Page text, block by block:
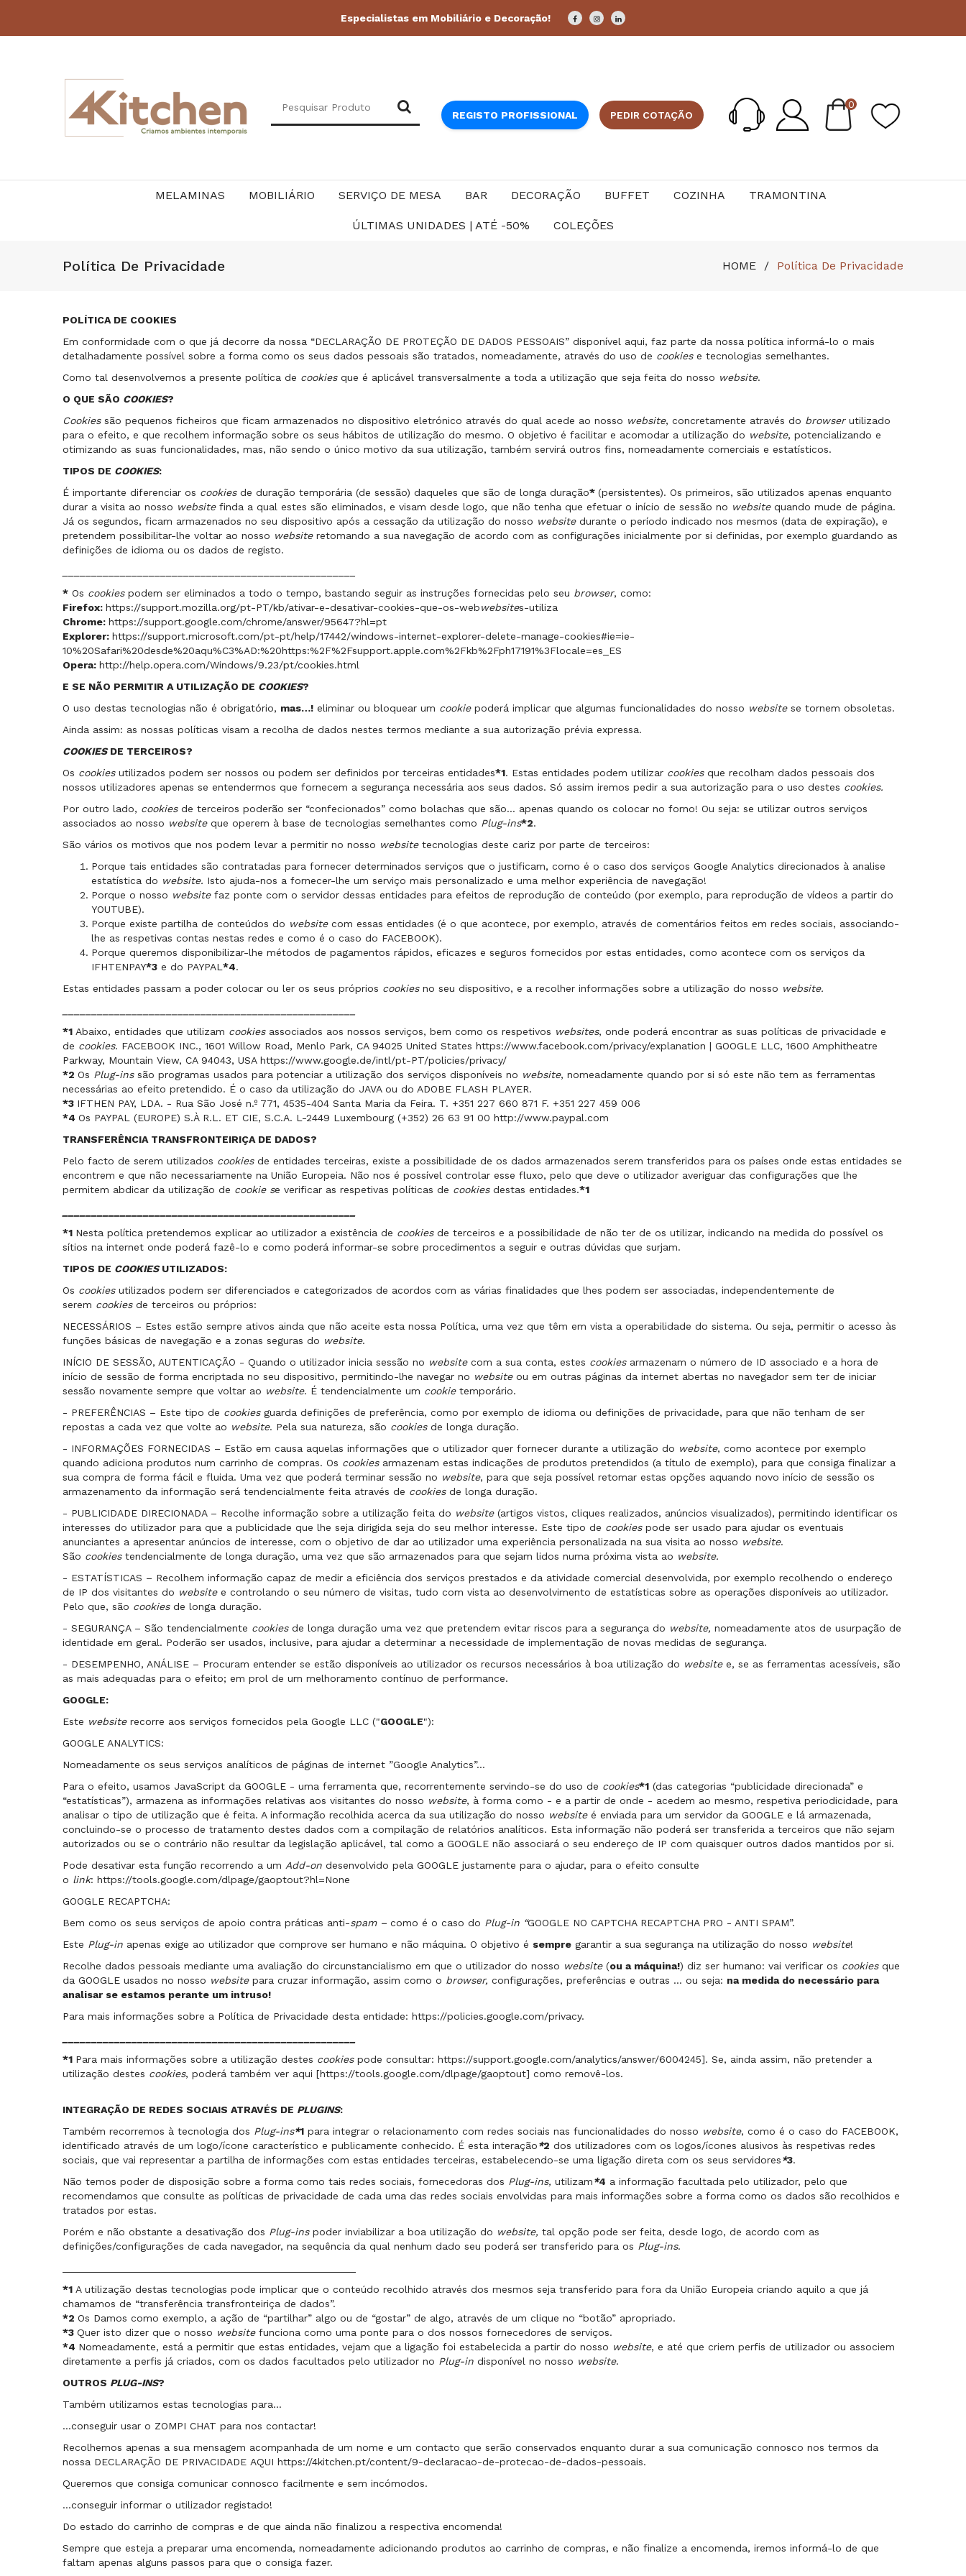
Especialistas em Mobiliário e Decoração!
REGISTO PROFISSIONAL PEDIR COTAÇÃO
0
MELAMINAS MOBILIÁRIO SERVIÇO DE MESA BAR DECORAÇÃO BUFFET COZINHA TRAMONTINA
ÚLTIMAS UNIDADES | ATÉ -50% COLEÇÕES
Política De Privacidade HOME Política De Privacidade
POLÍTICA DE COOKIES
Em conformidade com o que já decorre da nossa “DECLARAÇÃO DE PROTEÇÃO DE DADOS PESSOAIS” disponível aqui, faz parte da nossa política informá-lo o mais
detalhadamente possível sobre a forma como os seus dados pessoais são tratados, nomeadamente, através do uso de cookiese tecnologias semelhantes.
Como tal desenvolvemos a presente política de cookies que é aplicável transversalmente a toda a utilização que seja feita do nosso website.
O QUE SÃO COOKIES?
Cookiessão pequenos ficheiros que ficam armazenados no dispositivo eletrónico através do qual acede ao nosso website, concretamente através do browser utilizado
para o efeito, e que recolhem informação sobre os seus hábitos de utilização do mesmo. O objetivo é facilitar e acomodar a utilização do website, potencializando e
otimizando as suas funcionalidades, mas, não sendo o único motivo da sua utilização, também servirá outros fins, nomeadamente comerciais e estatísticos.
TIPOS DE COOKIES:
É importante diferenciar os cookies de duração temporária (de sessão) daqueles que são de longa duração* (persistentes). Os primeiros, são utilizados apenas enquanto
durar a visita ao nosso website finda a qual estes são eliminados, e visam desde logo, que não tenha que efetuar o início de sessão no website quando mude de página.
Já os segundos, ficam armazenados no seu dispositivo após a cessação da utilização do nosso website durante o período indicado nos mesmos (data de expiração), e
pretendem possibilitar-lhe voltar ao nosso website retomando a sua navegação de acordo com as configurações inicialmente por si definidas, por exemplo guardando as
definições de idioma ou os dados de registo.
* Os cookiespodem ser eliminados a todo o tempo, bastando seguir as instruções fornecidas pelo seu browser, como:
Firefox: https://support.mozilla.org/pt-PT/kb/ativar-e-desativar-cookies-que-os-webwebsites-utiliza
Chrome: https://support.google.com/chrome/answer/95647?hl=pt
Explorer: https://support.microsoft.com/pt-pt/help/17442/windows-internet-explorer-delete-manage-cookies#ie=ie-
10%20Safari%20desde%20aqu%C3%AD:%20https:%2F%2Fsupport.apple.com%2Fkb%2Fph17191%3Flocale=es_ES
Opera: http://help.opera.com/Windows/9.23/pt/cookies.html
E SE NÃO PERMITIR A UTILIZAÇÃO DE COOKIES?
O uso destas tecnologias não é obrigatório, mas…! eliminar ou bloquear um cookiepoderá implicar que algumas funcionalidades do nosso websitese tornem obsoletas.
Ainda assim: as nossas políticas visam a recolha de dados nestes termos mediante a sua autorização prévia expressa.
COOKIESDE TERCEIROS?
Os cookiesutilizados podem ser nossos ou podem ser definidos por terceiras entidades*1. Estas entidades podem utilizar cookies que recolham dados pessoais dos
nossos utilizadores apenas se entendermos que fornecem a segurança necessária aos seus dados. Só assim iremos pedir a sua autorização para o uso destes cookies.
Por outro lado, cookies de terceiros poderão ser “confecionados” como bolachas que são… apenas quando os colocar no forno! Ou seja: se utilizar outros serviços
associados ao nosso website que operem à base de tecnologias semelhantes como Plug-ins*2.
São vários os motivos que nos podem levar a permitir no nosso websitetecnologias deste cariz por parte de terceiros:
Porque tais entidades são contratadas para fornecer determinados serviços que o justificam, como é o caso dos serviços Google Analytics direcionados à analise
estatística do website. Isto ajuda-nos a fornecer-lhe um serviço mais personalizado e uma melhor experiência de navegação!
Porque o nosso websitefaz ponte com o servidor dessas entidades para efeitos de reprodução de conteúdo (por exemplo, para reprodução de vídeos a partir do
YOUTUBE).
Porque existe partilha de conteúdos do website com essas entidades (é o que acontece, por exemplo, através de comentários feitos em redes sociais, associando-
lhe as respetivas contas nestas redes e como é o caso do FACEBOOK).
Porque queremos disponibilizar-lhe métodos de pagamentos rápidos, eficazes e seguros fornecidos por estas entidades, como acontece com os serviços da
IFHTENPAY*3 e do PAYPAL *4.
Estas entidades passam a poder colocar ou ler os seus próprios cookiesno seu dispositivo, e a recolher informações sobre a utilização do nosso website.
*1 Abaixo, entidades que utilizam cookies associados aos nossos serviços, bem como os respetivos websites, onde poderá encontrar as suas políticas de privacidade e
de cookies. FACEBOOK INC., 1601 Willow Road, Menlo Park, CA 94025 United States https://www.facebook.com/privacy/explanation | GOOGLE LLC, 1600 Amphitheatre
Parkway, Mountain View, CA 94043, USA https://www.google.de/intl/pt-PT/policies/privacy/
*2 Os Plug-inssão programas usados para potenciar a utilização dos serviços disponíveis no website, nomeadamente quando por si só este não tem as ferramentas
necessárias ao efeito pretendido. É o caso da utilização do JAVA ou do ADOBE FLASH PLAYER.
*3 IFTHEN PAY, LDA. - Rua São José n.º 771, 4535-404 Santa Maria da Feira. T. +351 227 660 871 F. +351 227 459 006
*4 Os PAYPAL (EUROPE) S.À R.L. ET CIE, S.C.A. L-2449 Luxembourg (+352) 26 63 91 00 http://www.paypal.com
TRANSFERÊNCIA TRANSFRONTEIRIÇA DE DADOS?
Pelo facto de serem utilizados cookies de entidades terceiras, existe a possibilidade de os dados armazenados serem transferidos para os países onde estas entidades se
encontrem e que não necessariamente na União Europeia. Não nos é possível controlar esse fluxo, pelo que deve o utilizador averiguar das configurações que lhe
permitem abdicar da utilização de cookie se verificar as respetivas políticas de cookies destas entidades.*1
*1 Nesta política pretendemos explicar ao utilizador a existência de cookiesde terceiros e a possibilidade de não ter de os utilizar, indicando na medida do possível os
sítios na internet onde poderá fazê-lo e como poderá informar-se sobre procedimentos a seguir e outras dúvidas que surjam.
TIPOS DE COOKIESUTILIZADOS:
Os cookies utilizados podem ser diferenciados e categorizados de acordos com as várias finalidades que lhes podem ser associadas, independentemente de
serem cookies de terceiros ou próprios:
NECESSÁRIOS – Estes estão sempre ativos ainda que não aceite esta nossa Política, uma vez que têm em vista a operabilidade do sistema. Ou seja, permitir o acesso às
funções básicas de navegação e a zonas seguras do website.
INÍCIO DE SESSÃO, AUTENTICAÇÃO - Quando o utilizador inicia sessão no websitecom a sua conta, estes cookies armazenam o número de ID associado e a hora de
início de sessão de forma encriptada no seu dispositivo, permitindo-lhe navegar no website ou em outras páginas da internet abertas no navegador sem ter de iniciar
sessão novamente sempre que voltar ao website. É tendencialmente um cookie temporário.
- PREFERÊNCIAS – Este tipo de cookies guarda definições de preferência, como por exemplo de idioma ou definições de privacidade, para que não tenham de ser
repostas a cada vez que volte ao website. Pela sua natureza, são cookiesde longa duração.
- INFORMAÇÕES FORNECIDAS – Estão em causa aquelas informações que o utilizador quer fornecer durante a utilização do website, como acontece por exemplo
quando adiciona produtos num carrinho de compras. Os cookiesarmazenam estas indicações de produtos pretendidos (a título de exemplo), para que consiga finalizar a
sua compra de forma fácil e fluida. Uma vez que poderá terminar sessão no website, para que seja possível retomar estas opções aquando novo início de sessão os
armazenamento da informação será tendencialmente feita através de cookies de longa duração.
- PUBLICIDADE DIRECIONADA – Recolhe informação sobre a utilização feita do website (artigos vistos, cliques realizados, anúncios visualizados), permitindo identificar os
interesses do utilizador para que a publicidade que lhe seja dirigida seja do seu melhor interesse. Este tipo de cookies pode ser usado para ajudar os eventuais
anunciantes a apresentar anúncios de interesse, com o objetivo de dar ao utilizador uma experiência personalizada na sua visita ao nosso website.
São cookies tendencialmente de longa duração, uma vez que são armazenados para que sejam lidos numa próxima vista ao website.
- ESTATÍSTICAS – Recolhem informação capaz de medir a eficiência dos serviços prestados e da atividade comercial desenvolvida, por exemplo recolhendo o endereço
de IP dos visitantes do website e controlando o seu número de visitas, tudo com vista ao desenvolvimento de estatísticas sobre as operações disponíveis ao utilizador.
Pelo que, são cookies de longa duração.
- SEGURANÇA – São tendencialmente cookies de longa duração uma vez que pretendem evitar riscos para a segurança do website, nomeadamente atos de usurpação de
identidade em geral. Poderão ser usados, inclusive, para ajudar a determinar a necessidade de implementação de novas medidas de segurança.
- DESEMPENHO, ANÁLISE – Procuram entender se estão disponíveis ao utilizador os recursos necessários à boa utilização do website e, se as ferramentas acessíveis, são
as mais adequadas para o efeito; em prol de um melhoramento contínuo de performance.
GOOGLE:
Este websiterecorre aos serviços fornecidos pela Google LLC ("GOOGLE"):
GOOGLE ANALYTICS:
Nomeadamente os seus serviços analíticos de páginas de internet ”Google Analytics”…
Para o efeito, usamos JavaScript da GOOGLE - uma ferramenta que, recorrentemente servindo-se do uso de cookies*1 (das categorias “publicidade direcionada” e
“estatísticas”), armazena as informações relativas aos visitantes do nosso website, à forma como - e a partir de onde - acedem ao mesmo, respetiva periodicidade, para
analisar o tipo de utilização que é feita. A informação recolhida acerca da sua utilização do nosso website é enviada para um servidor da GOOGLE e lá armazenada,
concluindo-se o processo de tratamento destes dados com a compilação de relatórios analíticos. Esta informação não poderá ser transferida a terceiros que não sejam
autorizados ou se o contrário não resultar da legislação aplicável, tal como a GOOGLE não associará o seu endereço de IP com quaisquer outros dados mantidos por si.
Pode desativar esta função recorrendo a um Add-on desenvolvido pela GOOGLE justamente para o ajudar, para o efeito consulte
o link: https://tools.google.com/dlpage/gaoptout?hl=None
GOOGLE RECAPTCHA:
Bem como os seus serviços de apoio contra práticas anti-spam – como é o caso do Plug-in “GOOGLE NO CAPTCHA RECAPTCHA PRO - ANTI SPAM”.
Este Plug-in apenas exige ao utilizador que comprove ser humano e não máquina. O objetivo é sempre garantir a sua segurança na utilização do nosso website!
Recolhe dados pessoais mediante uma avaliação do circunstancialismo em que o utilizador do nosso website(ou a máquina!) diz ser humano: vai verificar os cookies que
da GOOGLE usados no nosso website para cruzar informação, assim como o browser, configurações, preferências e outras … ou seja: na medida do necessário para
analisar se estamos perante um intruso!
Para mais informações sobre a Política de Privacidade desta entidade: https://policies.google.com/privacy.
*1 Para mais informações sobre a utilização destes cookiespode consultar: https://support.google.com/analytics/answer/6004245]. Se, ainda assim, não pretender a
utilização destes cookies, poderá também ver aqui [https://tools.google.com/dlpage/gaoptout] como removê-los.
INTEGRAÇÃO DE REDES SOCIAIS ATRAVÉS DE PLUGINS:
Também recorremos à tecnologia dos Plug-ins*1 para integrar o relacionamento com redes sociais nas funcionalidades do nosso website, como é o caso do FACEBOOK,
identificado através de um logo/ícone característico e publicamente conhecido. É esta interação*2 dos utilizadores com os logos/ícones alusivos às respetivas redes
sociais, que vai representar a partilha de informações com estas entidades terceiras, estabelecendo-se uma ligação direta com os seus servidores*3.
Não temos poder de disposição sobre a forma como tais redes sociais, fornecedoras dos Plug-ins, utilizam*4 a informação facultada pelo utilizador, pelo que
recomendamos que consulte as políticas de privacidade de cada uma das redes sociais envolvidas para mais informações sobre a forma como os dados são recolhidos e
tratados por estas.
Porém e não obstante a desativação dos Plug-inspoder inviabilizar a boa utilização do website, tal opção pode ser feita, desde logo, de acordo com as
definições/configurações de cada navegador, na sequência da qual nenhum dado seu poderá ser transferido para os Plug-ins.
*1 A utilização destas tecnologias pode implicar que o conteúdo recolhido através dos mesmos seja transferido para fora da União Europeia criando aquilo a que já
chamamos de “transferência transfronteiriça de dados”.
*2 Os Damos como exemplo, a ação de “partilhar” algo ou de “gostar” de algo, através de um clique no “botão” apropriado.
*3 Quer isto dizer que o nosso website funciona como uma ponte para o dos nossos fornecedores de serviços.
*4 Nomeadamente, está a permitir que estas entidades, vejam que a ligação foi estabelecida a partir do nosso website, e até que criem perfis de utilizador ou associem
diretamente a perfis já criados, com os dados facultados pelo utilizador no Plug-in disponível no nosso website.
OUTROS PLUG-INS?
Também utilizamos estas tecnologias para…
…conseguir usar o ZOMPI CHAT para nos contactar!
Recolhemos apenas a sua mensagem acompanhada de um nome e um contacto que serão conservados enquanto durar a sua comunicação connosco nos termos da
nossa DECLARAÇÃO DE PRIVACIDADE AQUI https://4kitchen.pt/content/9-declaracao-de-protecao-de-dados-pessoais.
Queremos que consiga comunicar connosco facilmente e sem incómodos.
…conseguir informar o utilizador registado!
Do estado do carrinho de compras e de que ainda não finalizou a respectiva encomenda!
Sempre que esteja a preparar uma encomenda, nomeadamente adicionando produtos ao carrinho de compras, e não finalize a encomenda, iremos informá-lo de que
faltam apenas alguns passos para que o consiga fazer.